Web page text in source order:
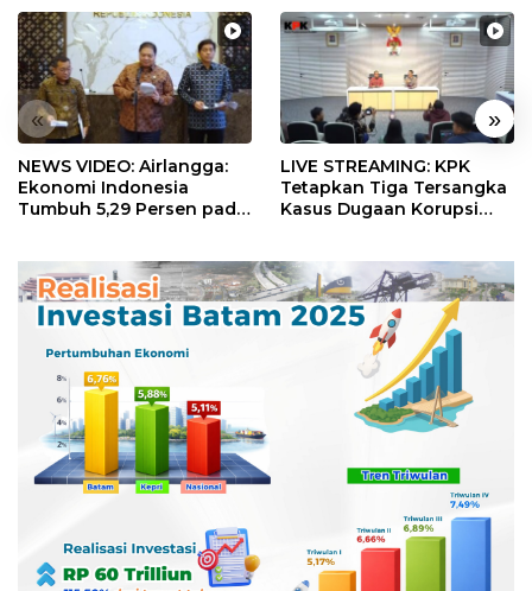
« »
NEWS VIDEO: Airlangga:
Ekonomi Indonesia
Tumbuh 5,29 Persen pada
LIVE STREAMING: KPK
Tetapkan Tiga Tersangka
Kasus Dugaan Korupsi